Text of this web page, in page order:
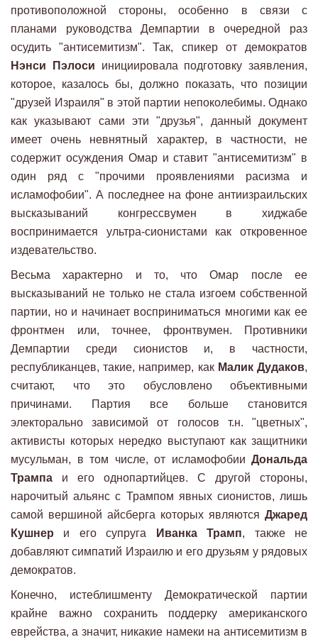
противоположной стороны, особенно в связи с
планами руководства Демпартии в очередной раз
осудить "антисемитизм". Так, спикер от демократов
Нэнси Пэлоси инициировала подготовку заявления,
которое, казалось бы, должно показать, что позиции
"друзей Израиля" в этой партии непоколебимы. Однако
как указывают сами эти "друзья", данный документ
имеет очень невнятный характер, в частности, не
содержит осуждения Омар и ставит "антисемитизм" в
один ряд с "прочими проявлениями расизма и
исламофобии". А последнее на фоне антиизраильских
высказываний конгрессвумен в хиджабе
воспринимается ультра-сионистами как откровенное
издевательство.
Весьма характерно и то, что Омар после ее
высказываний не только не стала изгоем собственной
партии, но и начинает восприниматься многими как ее
фронтмен или, точнее, фронтвумен. Противники
Демпартии среди сионистов и, в частности,
республиканцев, такие, например, как Малик Дудаков,
считают, что это обусловлено объективными
причинами. Партия все больше становится
электорально зависимой от голосов т.н. "цветных",
активисты которых нередко выступают как защитники
мусульман, в том числе, от исламофобии Дональда
Трампа и его однопартийцев. С другой стороны,
нарочитый альянс с Трампом явных сионистов, лишь
самой вершиной айсберга которых являются Джаред
Кушнер и его супруга Иванка Трамп, также не
добавляют симпатий Израилю и его друзьям у рядовых
демократов.
Конечно, истеблишменту Демократической партии
крайне важно сохранить поддерку американского
еврейства, а значит, никакие намеки на антисемитизм в